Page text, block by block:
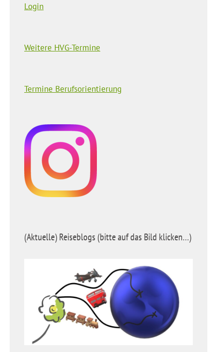
Login
Weitere HVG-Termine
Termine Berufsorientierung
(Aktuelle) Reiseblogs (bitte auf das Bild klicken…)